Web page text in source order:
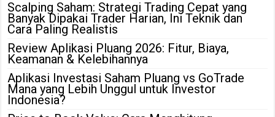
Scalping Saham: Strategi Trading Cepat yang
Banyak Dipakai Trader Harian, Ini Teknik dan
Cara Paling Realistis
Review Aplikasi Pluang 2026: Fitur, Biaya,
Keamanan & Kelebihannya
Aplikasi Investasi Saham Pluang vs GoTrade
Mana yang Lebih Unggul untuk Investor
Indonesia?